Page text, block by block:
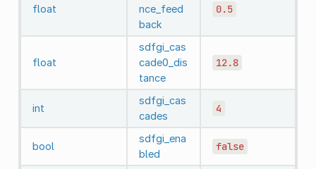
float
nce_feed
back
0.5
float
sdfgi_cas
cade0_dis
tance
12.8
int
sdfgi_cas
cades
4
bool
sdfgi_ena
bled
false